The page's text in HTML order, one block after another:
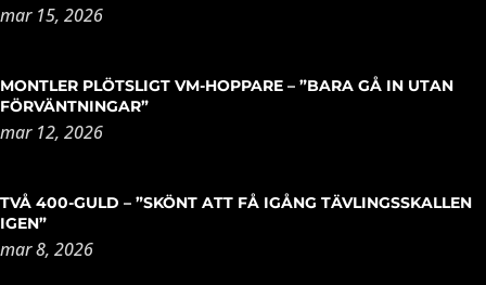
mar 15, 2026
MONTLER PLÖTSLIGT VM-HOPPARE – ”BARA GÅ IN UTAN
FÖRVÄNTNINGAR”
mar 12, 2026
TVÅ 400-GULD – ”SKÖNT ATT FÅ IGÅNG TÄVLINGSSKALLEN
IGEN”
mar 8, 2026